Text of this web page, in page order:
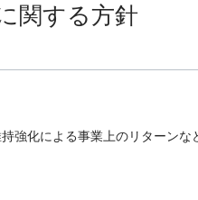
関する方針
による事業上のリター